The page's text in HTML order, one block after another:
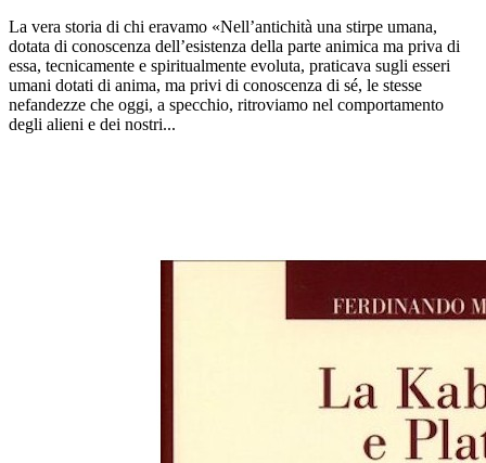
La vera storia di chi eravamo «Nell’antichità una stirpe umana,
dotata di conoscenza dell’esistenza della parte animica ma priva di
essa, tecnicamente e spiritualmente evoluta, praticava sugli esseri
umani dotati di anima, ma privi di conoscenza di sé, le stesse
nefandezze che oggi, a specchio, ritroviamo nel comportamento
degli alieni e dei nostri...